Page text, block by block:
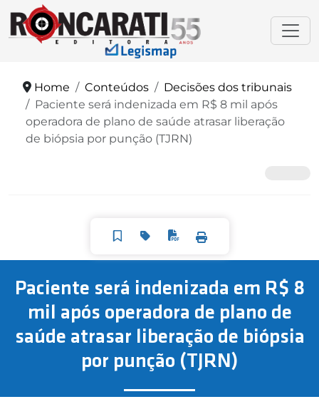
Home Conteúdos
Decisões dos tribunais
Paciente será indenizada em R$ 8 mil após
operadora de plano de saúde atrasar liberação
de biópsia por punção (TJRN)
Paciente será indenizada em R$ 8
mil após operadora de plano de
saúde atrasar liberação de biópsia
por punção (TJRN)